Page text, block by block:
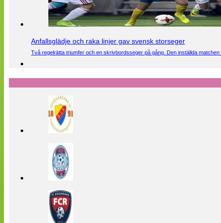
Anfallsglädje och raka linjer gav svensk storseger
Två regelrätta triumfer och en skrivbordsseger på gång. Den inställda